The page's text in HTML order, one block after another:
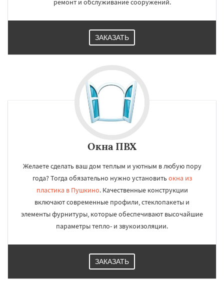
ремонт и обслуживание сооружений.
ЗАКАЗАТЬ
Окна ПВХ
Желаете сделать ваш дом теплым и уютным в любую пору
года? Тогда обязательно нужно установитьокна из
пластика в Пушкино. Качественные конструкции
включают современные профили, стеклопакеты и
элементы фурнитуры, которые обеспечивают высочайшие
параметры тепло- и звукоизоляции.
ЗАКАЗАТЬ